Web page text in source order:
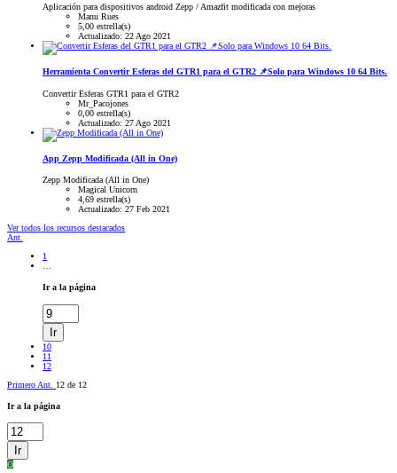
Aplicación para dispositivos android Zepp / Amazfit modificada con mejoras
Manu Rues
5,00 estrella(s)
Actualizado: 22 Ago 2021
Herramienta Convertir Esferas del GTR1 para el GTR2 📌Solo para Windows 10 64 Bits.
Convertir Esferas GTR1 para el GTR2
Mr_Pacojones
0,00 estrella(s)
Actualizado: 27 Ago 2021
App Zepp Modificada (All in One)
Zepp Modificada (All in One)
Magical Unicorn
4,69 estrella(s)
Actualizado: 27 Feb 2021
Ver todos los recursos destacados
Ant.
1
Ir a la página
Ir
10
11
12
Primero Ant. 12 de 12
Ir a la página
Ir
O